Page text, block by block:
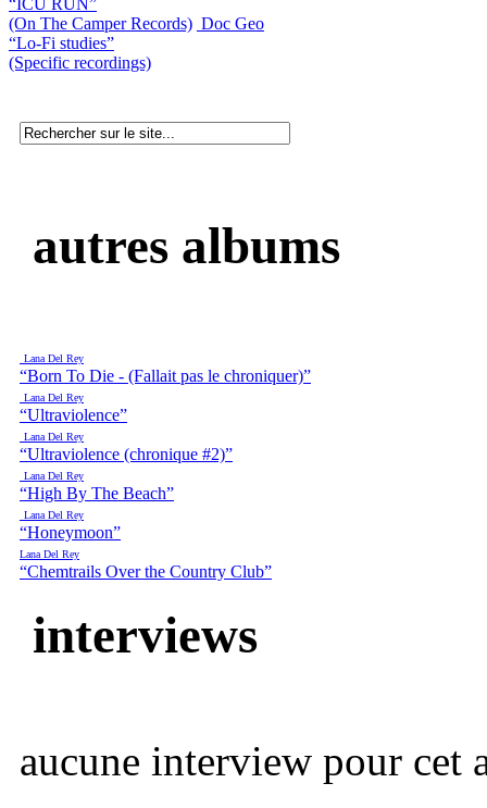
(On The Camper Records) Doc Geo
“Lo-Fi studies”
(Specific recordings)
autres albums
Lana Del Rey
“Born To Die - (Fallait pas le chroniquer)”
Lana Del Rey
“Ultraviolence”
Lana Del Rey
“Ultraviolence (chronique #2)”
Lana Del Rey
“High By The Beach”
Lana Del Rey
“Honeymoon”
Lana Del Rey
“Chemtrails Over the Country Club”
interviews
aucune interview pour cet